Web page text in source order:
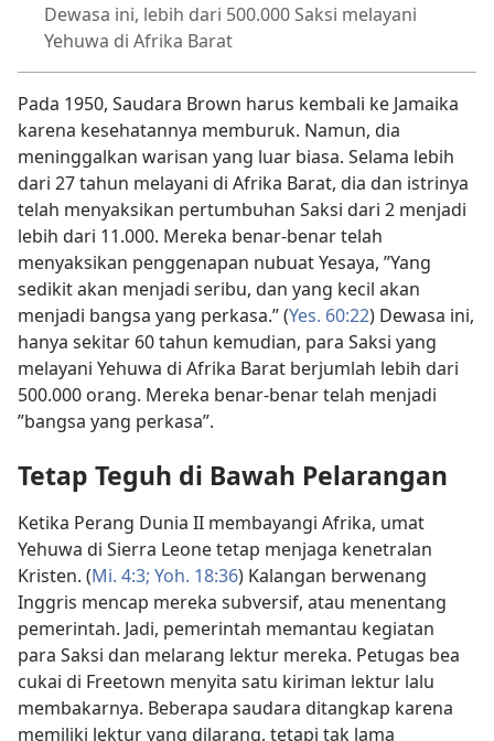
Dewasa ini, lebih dari 500.000 Saksi melayani
Yehuwa di Afrika Barat
Pada 1950, Saudara Brown harus kembali ke Jamaika
karena kesehatannya memburuk. Namun, dia
meninggalkan warisan yang luar biasa. Selama lebih
dari 27 tahun melayani di Afrika Barat, dia dan istrinya
telah menyaksikan pertumbuhan Saksi dari 2 menjadi
lebih dari 11.000. Mereka benar-benar telah
menyaksikan penggenapan nubuat Yesaya, ”Yang
sedikit akan menjadi seribu, dan yang kecil akan
menjadi bangsa yang perkasa.” (Yes. 60:22) Dewasa ini,
hanya sekitar 60 tahun kemudian, para Saksi yang
melayani Yehuwa di Afrika Barat berjumlah lebih dari
500.000 orang. Mereka benar-benar telah menjadi
”bangsa yang perkasa”.
Tetap Teguh di Bawah Pelarangan
Ketika Perang Dunia II membayangi Afrika, umat
Yehuwa di Sierra Leone tetap menjaga kenetralan
Kristen. (Mi. 4:3; Yoh. 18:36) Kalangan berwenang
Inggris mencap mereka subversif, atau menentang
pemerintah. Jadi, pemerintah memantau kegiatan
para Saksi dan melarang lektur mereka. Petugas bea
cukai di Freetown menyita satu kiriman lektur lalu
membakarnya. Beberapa saudara ditangkap karena
memiliki lektur yang dilarang, tetapi tak lama